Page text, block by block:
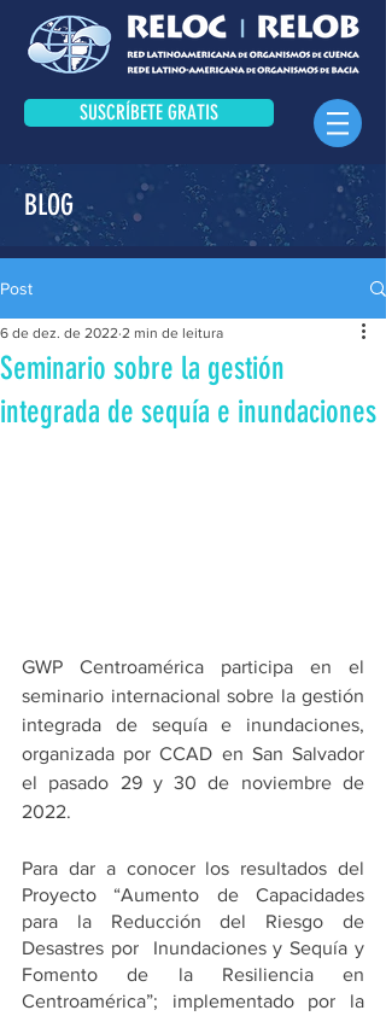
SUSCRÍBETE GRATIS
BLOG
Post
Seminario sobre la gestión
integrada de sequía e inundaciones
6 de dez. de 2022 2 min de leitura
GWP Centroamérica participa en el
seminario internacional sobre la gestión
integrada de sequía e inundaciones,
organizada por CCAD en San Salvador
el pasado 29 y 30 de noviembre de
2022.
Para dar a conocer los resultados del
Proyecto “Aumento de Capacidades
para la Reducción del Riesgo de
Desastres por  Inundaciones y Sequía y
Fomento de la Resiliencia en
Centroamérica”; implementado por la